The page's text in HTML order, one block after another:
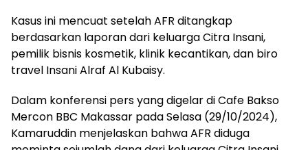
Kasus ini mencuat setelah AFR ditangkap
berdasarkan laporan dari keluarga Citra Insani,
pemilik bisnis kosmetik, klinik kecantikan, dan biro
travel Insani Alraf Al Kubaisy.
Dalam konferensi pers yang digelar di Cafe Bakso
Mercon BBC Makassar pada Selasa (29/10/2024),
Kamaruddin menjelaskan bahwa AFR diduga